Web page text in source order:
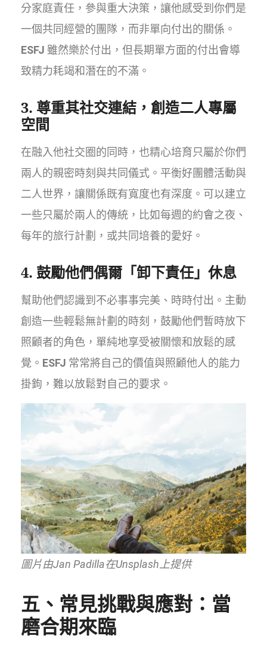
分家庭責任，參與重大決策，讓他感受到你們是
一個共同經營的團隊，而非單向付出的關係。
ESFJ 雖然樂於付出，但長期單方面的付出會導
致精力耗竭和潛在的不滿。
3. 尊重其社交連結，創造二人專屬
空間
在融入他社交圈的同時，也精心培育只屬於你們
兩人的親密時刻與共同儀式。平衡好團體活動與
二人世界，讓關係既有寬度也有深度。可以建立
一些只屬於兩人的傳統，比如每週的約會之夜、
每年的旅行計劃，或共同培養的愛好。
4. 鼓勵他們偶爾「卸下責任」休息
幫助他們認識到不必事事完美、時時付出。主動
創造一些輕鬆無計劃的時刻，鼓勵他們暫時放下
照顧者的角色，單純地享受被關懷和放鬆的感
覺。 ESFJ 常常將自己的價值與照顧他人的能力
掛鉤，難以放鬆對自己的要求。
圖片由Jan Padilla在Unsplash上提供
五、常見挑戰與應對：當
磨合期來臨